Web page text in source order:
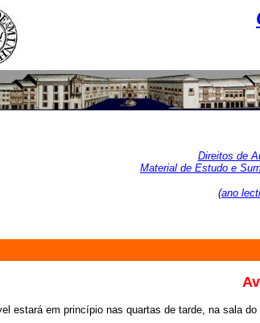
Direitos de
Material de Estudo e
(ano
estará em princípio nas quartas de tarde, na sala